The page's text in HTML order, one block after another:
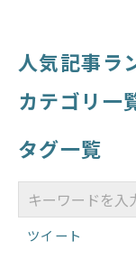
人気記事ラ
カテゴリ一
タグ一覧
ツイート